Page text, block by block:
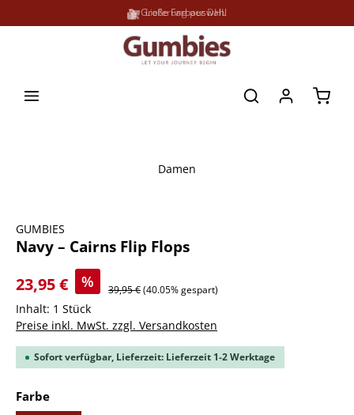
Große Farbauswahl
Lieferung per DHL
Damen
GUMBIES
Navy – Cairns Flip Flops
23,95 €
% 39,95 €(40.05% gespart)
Inhalt: 1 Stück
Preise inkl. MwSt. zzgl. Versandkosten
Sofort verfügbar, Lieferzeit: Lieferzeit 1-2 Werktage
Farbeauswählen